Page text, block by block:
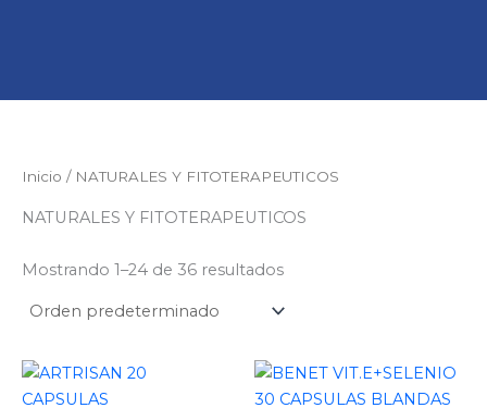
Inicio / NATURALES Y FITOTERAPEUTICOS
NATURALES Y FITOTERAPEUTICOS
Mostrando 1–24 de 36 resultados